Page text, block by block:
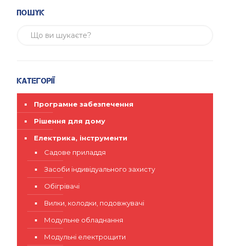
Пошук
Категорії
Програмне забезпечення
Рішення для дому
Електрика, інструменти
Садове приладдя
Засоби індивідуального захисту
Обігрівачі
Вилки, колодки, подовжувачі
Модульне обладнання
Модульні електрощити